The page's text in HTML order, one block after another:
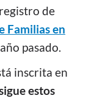
de
Familias en
pasado.
inscrita en
estos